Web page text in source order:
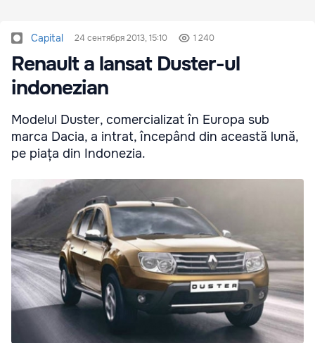
Capital 24 сентября 2013, 15:10 1 240
Renault a lansat Duster-ul
indonezian
Modelul Duster, comercializat în Europa sub
marca Dacia, a intrat, începând din această lună,
pe piața din Indonezia.